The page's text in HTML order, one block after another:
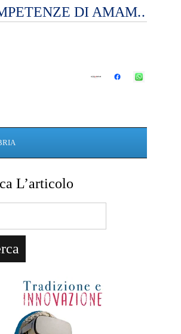
DI AMAM.…
L’articolo